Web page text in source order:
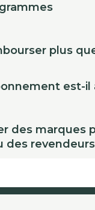
plus
est-il
des marques
des